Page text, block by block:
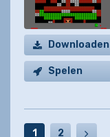
Downloaden
Spelen
1 2